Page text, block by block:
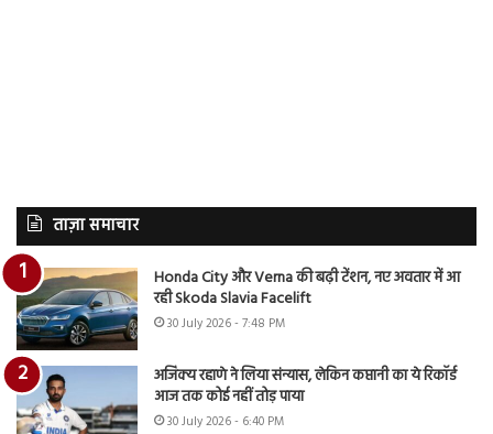
ताज़ा समाचार
Honda City और Verna की बढ़ी टेंशन, नए अवतार में आ
रही Skoda Slavia Facelift
30 July 2026 - 7:48 PM
अजिंक्य रहाणे ने लिया संन्यास, लेकिन कप्तानी का ये रिकॉर्ड
आज तक कोई नहीं तोड़ पाया
30 July 2026 - 6:40 PM